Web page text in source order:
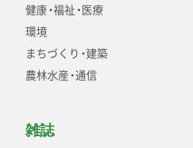
健康・福祉・医療
環境
まちづくり・建築
農林水産・通信
雑誌